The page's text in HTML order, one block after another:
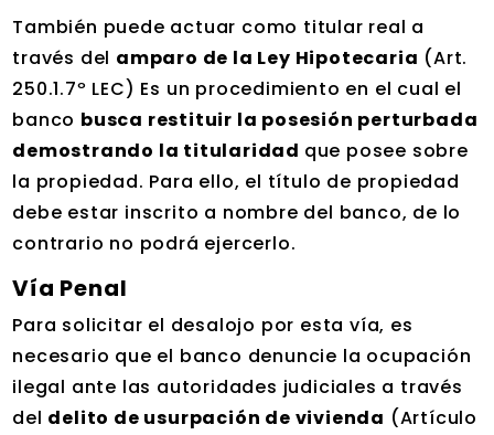
También puede actuar como titular real a
través del amparo de la Ley Hipotecaria (Art.
250.1.7º LEC) Es un procedimiento en el cual el
banco busca restituir la posesión perturbada
demostrando la titularidad que posee sobre
la propiedad. Para ello, el título de propiedad
debe estar inscrito a nombre del banco, de lo
contrario no podrá ejercerlo.
Vía Penal
Para solicitar el desalojo por esta vía, es
necesario que el banco denuncie la ocupación
ilegal ante las autoridades judiciales a través
del delito de usurpación de vivienda (Artículo